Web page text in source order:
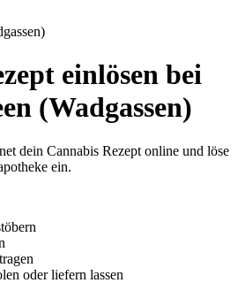
einlösen bei
(Wadgassen)
dein Cannabis Rezept online und löse
ein.
oder liefern lassen